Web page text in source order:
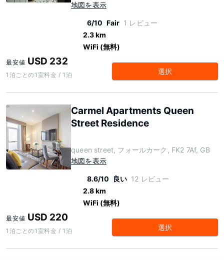
地図を表示
6/10 Fair 1 レビュー
2.3 km
WiFi (無料)
最安値 USD 232
1泊ごとの1室料金 / 1泊 選択
Carmel Apartments Queen
Street Residence
queen street, フォールカーク, FK2 7Af, GB
地図を表示
8.6/10 良い 12 レビュー
2.8 km
WiFi (無料)
最安値 USD 220
1泊ごとの1室料金 / 1泊 選択